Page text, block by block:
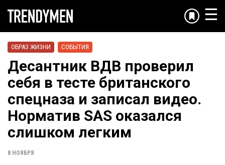
☰
ОБРАЗ ЖИЗНИ СОБЫТИЯ
Десантник ВДВ проверил
себя в тесте британского
спецназа и записал видео.
Норматив SAS оказался
слишком легким
8 НОЯБРЯ